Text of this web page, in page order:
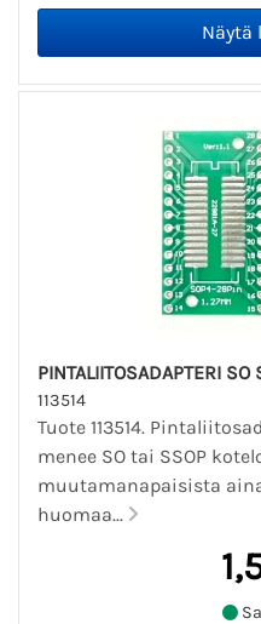
PINTALIITOSADAPTERI SO
113514
Tuote 113514.
menee SO tai SSOP
muutamanapaisista
huomaa...